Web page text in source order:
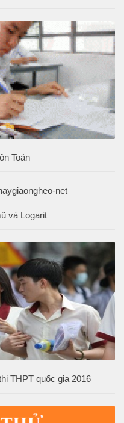
Toán
và Logarit
THPT quốc gia 2016